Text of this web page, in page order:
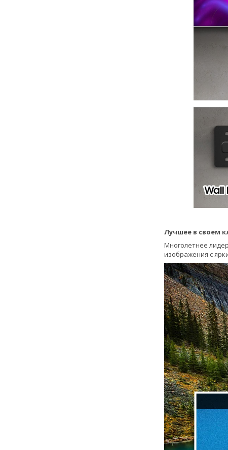
Лучшее в своем
Многолетнее
изображения с